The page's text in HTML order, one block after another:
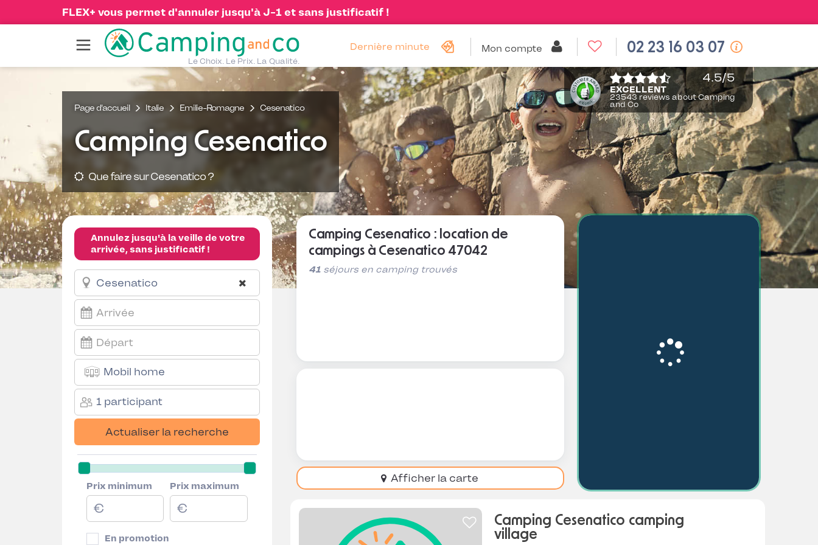
FLEX+ vous permet d'annuler jusqu'à J-1 et sans justificatif !
Le Choix. Le Prix. La Qualité.
Dernière minute Mon compte 02 23 16 03 07
EXCELLENT
4.5/5
23543 reviews about Camping
and Co
Page d'accueil Italie Emilie-Romagne Cesenatico
Camping Cesenatico
Que faire sur Cesenatico ?
Annulez jusqu'à la veille de votre
arrivée, sans justificatif !
Mobil home
1 participant
Actualiser la recherche
Prix minimum Prix maximum
En promotion
Camping Cesenatico : location de
campings à Cesenatico 47042
41séjours en camping trouvés
Afficher la carte
Camping Cesenatico camping
village